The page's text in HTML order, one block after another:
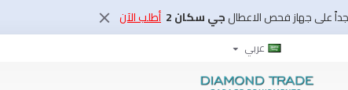
على جهاز فحص الاعطالجي سكان 2 أطلب الآن
عربي